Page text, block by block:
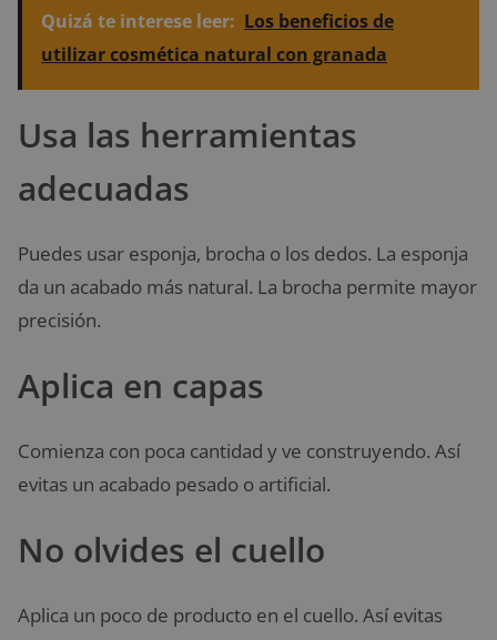
Quizá te interese leer: Los beneficios de
utilizar cosmética natural con granada
Usa las herramientas
adecuadas
Puedes usar esponja, brocha o los dedos. La esponja
da un acabado más natural. La brocha permite mayor
precisión.
Aplica en capas
Comienza con poca cantidad y ve construyendo. Así
evitas un acabado pesado o artificial.
No olvides el cuello
Aplica un poco de producto en el cuello. Así evitas